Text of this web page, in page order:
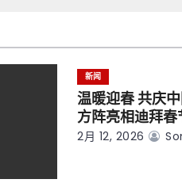
新闻
温暖迎春 共庆
方阵亮相迪拜春
2月 12, 2026